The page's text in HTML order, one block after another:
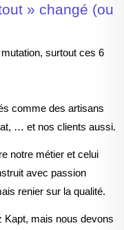
» changé (ou
surtout ces 6
comme des artisans
… et nos clients aussi.
notre métier et celui
avec passion
renier sur la qualité.
Kapt, mais nous devons